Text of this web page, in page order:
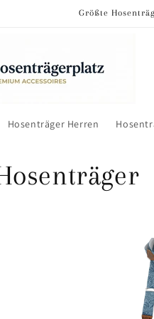
Größte
Hosenträger Herren